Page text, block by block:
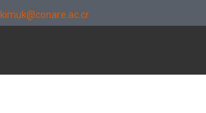
kimuk@conare.ac.cr